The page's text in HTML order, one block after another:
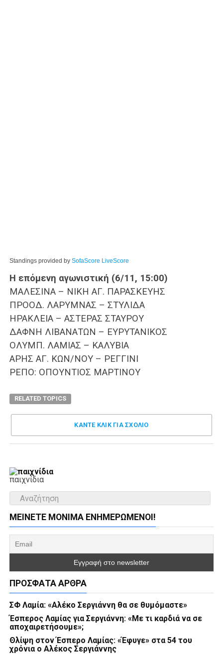
Standings provided by SofaScore LiveScore
Η επόμενη αγωνιστική (6/11, 15:00)
ΜΑΛΕΣΙΝΑ – ΝΙΚΗ ΑΓ. ΠΑΡΑΣΚΕΥΗΣ
ΠΡΟΟΔ. ΛΑΡΥΜΝΑΣ – ΣΤΥΛΙΔΑ
ΗΡΑΚΛΕΙΑ – ΑΣΤΕΡΑΣ ΣΤΑΥΡΟΥ
ΔΑΦΝΗ ΛΙΒΑΝΑΤΩΝ – ΕΥΡΥΤΑΝΙΚΟΣ
ΟΛΥΜΠ. ΛΑΜΙΑΣ – ΚΑΛΥΒΙΑ
ΑΡΗΣ ΑΓ. ΚΩΝ/ΝΟΥ – ΡΕΓΓΙΝΙ
ΡΕΠΟ: ΟΠΟΥΝΤΙΟΣ ΜΑΡΤΙΝΟΥ
RELATED TOPICS
ΚΑΝΤΕ ΚΛΊΚ ΓΙΑ ΣΧΌΛΙΟ
παιχνίδια
ΜΕΊΝΕΤΕ ΜΌΝΙΜΑ ΕΝΗΜΕΡΏΜΕΝΟΙ!
ΠΡΌΣΦΑΤΑ ΆΡΘΡΑ
ΣΦ Λαμία: «Αλέκο Σεργιάννη θα σε θυμόμαστε»
Έσπερος Λαμίας για Σεργιάννη: «Με τι καρδιά να σε
αποχαιρετήσουμε»;
Θλίψη στον Έσπερο Λαμίας: «Έφυγε» στα 54 του
χρόνια ο Αλέκος Σεργιάννης